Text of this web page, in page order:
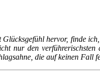
hervor, finde
nur den
die auf keinen